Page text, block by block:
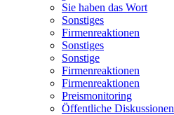
Sie haben das Wort
Sonstiges
Firmenreaktionen
Sonstiges
Sonstige
Firmenreaktionen
Firmenreaktionen
Preismonitoring
Öffentliche Diskussionen